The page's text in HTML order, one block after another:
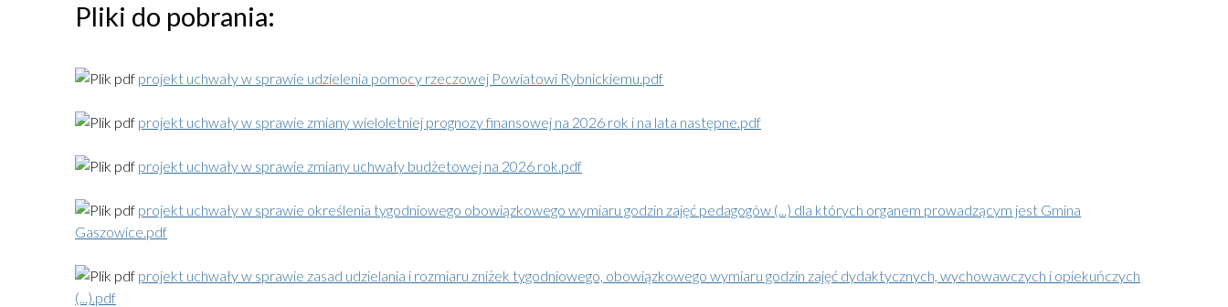
Pliki do pobrania:
projekt uchwały w sprawie udzielenia pomocy rzeczowej Powiatowi Rybnickiemu.pdf
projekt uchwały w sprawie zmiany wieloletniej prognozy finansowej na 2026 rok i na lata następne.pdf
projekt uchwały w sprawie zmiany uchwały budżetowej na 2026 rok.pdf
projekt uchwały w sprawie określenia tygodniowego obowiązkowego wymiaru godzin zajęć pedagogów (...) dla których organem prowadzącym jest Gmina
Gaszowice.pdf
projekt uchwały w sprawie zasad udzielania i rozmiaru zniżek tygodniowego, obowiązkowego wymiaru godzin zajęć dydaktycznych, wychowawczych i opiekuńczych
(...).pdf